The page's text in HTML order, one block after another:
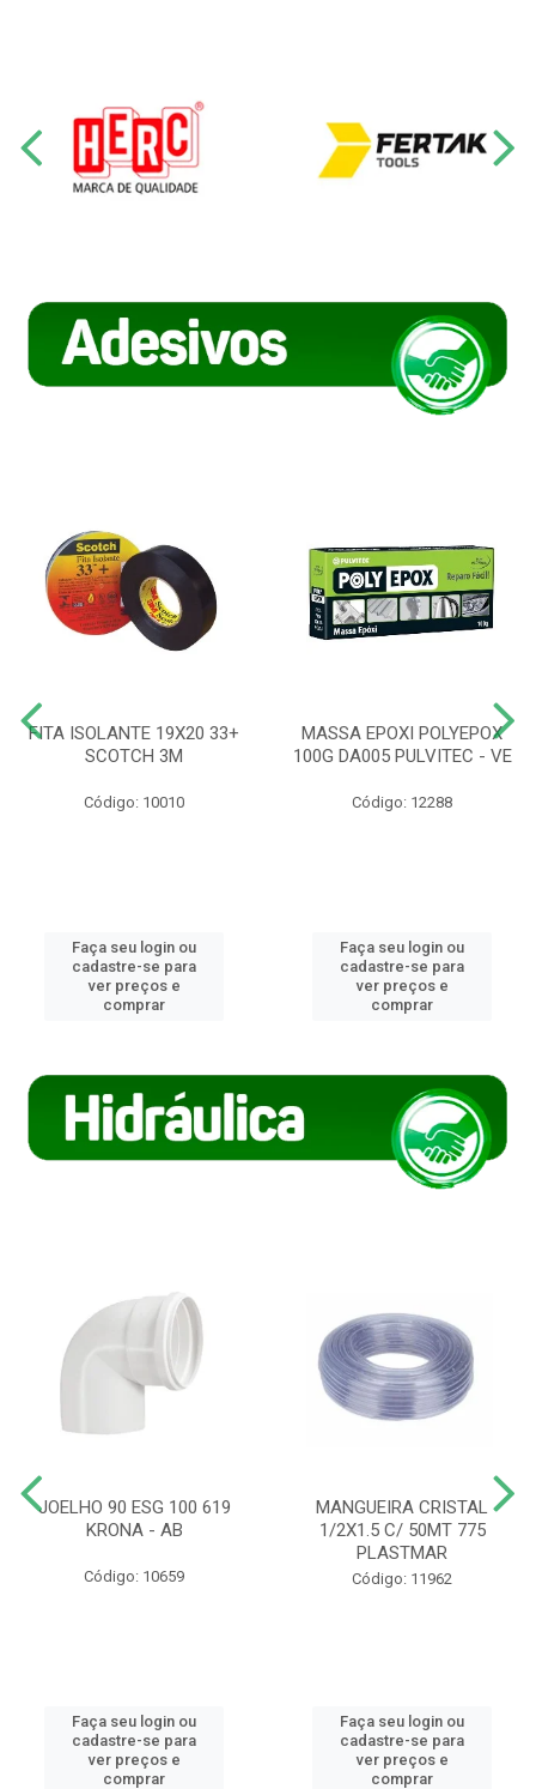
FITA ISOLANTE 19X20 33+
SCOTCH 3M
Código: 10010
Faça seu login ou
cadastre-se para
ver preços e
comprar
MASSA EPOXI POLYEPOX
100G DA005 PULVITEC - VE
Código: 12288
Faça seu login ou
cadastre-se para
ver preços e
comprar
JOELHO 90 ESG 100 619
KRONA - AB
Código: 10659
Faça seu login ou
cadastre-se para
ver preços e
comprar
MANGUEIRA CRISTAL
1/2X1.5 C/ 50MT 775
PLASTMAR
Código: 11962
Faça seu login ou
cadastre-se para
ver preços e
comprar